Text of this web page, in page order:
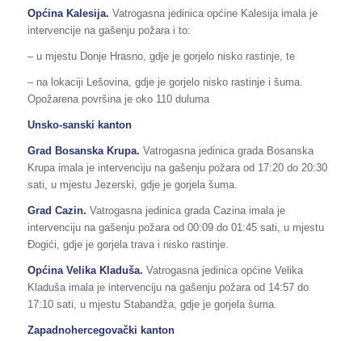
Općina Kalesija. Vatrogasna jedinica općine Kalesija imala je
intervencije na gašenju požara i to:
– u mjestu Donje Hrasno, gdje je gorjelo nisko rastinje, te
– na lokaciji Lešovina, gdje je gorjelo nisko rastinje i šuma.
Opožarena površina je oko 110 duluma
Unsko-sanski kanton
Grad Bosanska Krupa. Vatrogasna jedinica grada Bosanska
Krupa imala je intervenciju na gašenju požara od 17:20 do 20:30
sati, u mjestu Jezerski, gdje je gorjela šuma.
Grad Cazin. Vatrogasna jedinica grada Cazina imala je
intervenciju na gašenju požara od 00:09 do 01:45 sati, u mjestu
Đogići, gdje je gorjela trava i nisko rastinje.
Općina Velika Kladuša. Vatrogasna jedinica općine Velika
Kladuša imala je intervenciju na gašenju požara od 14:57 do
17:10 sati, u mjestu Stabandža, gdje je gorjela šuma.
Zapadnohercegovački kanton